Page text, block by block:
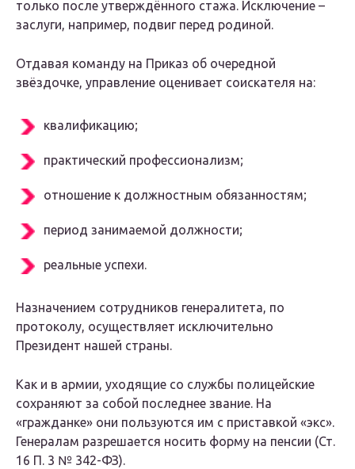
только после утверждённого стажа. Исключение –
заслуги, например, подвиг перед родиной.
Отдавая команду на Приказ об очередной
звёздочке, управление оценивает соискателя на:
квалификацию;
практический профессионализм;
отношение к должностным обязанностям;
период занимаемой должности;
реальные успехи.
Назначением сотрудников генералитета, по
протоколу, осуществляет исключительно
Президент нашей страны.
Как и в армии, уходящие со службы полицейские
сохраняют за собой последнее звание. На
«гражданке» они пользуются им с приставкой «экс».
Генералам разрешается носить форму на пенсии (Ст.
16 П. 3 № 342-ФЗ).